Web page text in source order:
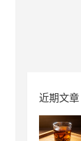
近期文章